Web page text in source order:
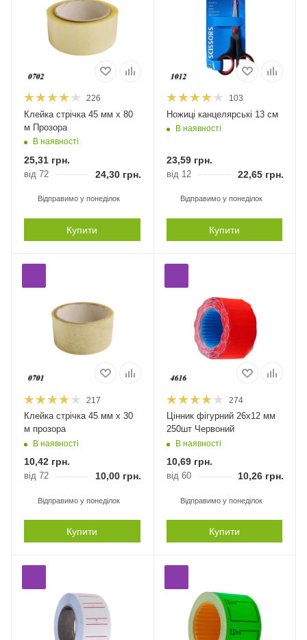
226
Клейка стрічка 45 мм х 80
м Прозора
В наявності
25,31 грн.
від 72 24,30 грн.
Відправимо у понеділок
Купити
103
Ножиці канцелярські 13 см
В наявності
23,59грн.
від 12 22,65грн.
Відправимо у понеділок
Купити
217
Клейка стрічка 45 мм х 30
м прозора
В наявності
10,42 грн.
від 72 10,00 грн.
Відправимо у понеділок
Купити
274
Цінник фігурний 26х12 мм
250шт Червоний
В наявності
10,69грн.
від 60 10,26грн.
Відправимо у понеділок
Купити